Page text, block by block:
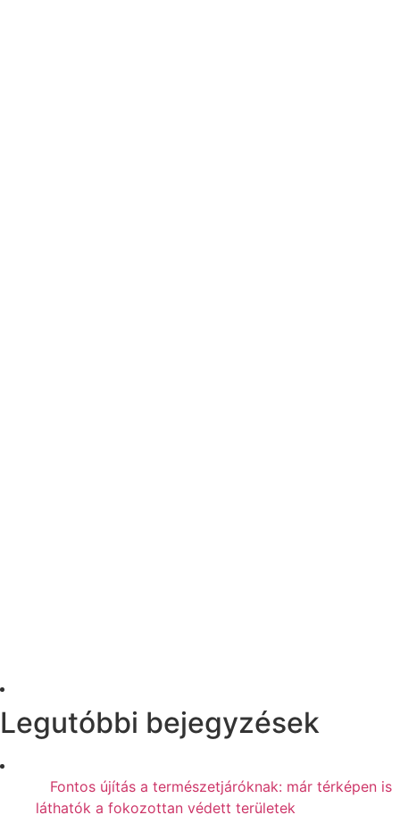
Legutóbbi bejegyzések
Fontos újítás a természetjáróknak: már térképen is
láthatók a fokozottan védett területek